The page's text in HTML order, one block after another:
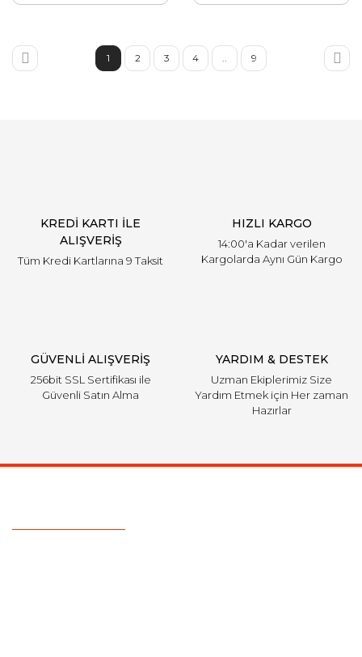
1 2 3 4 .. 9
KREDİ KARTI İLE
ALIŞVERİŞ
Tüm Kredi Kartlarına 9 Taksit
HIZLI KARGO
14:00'a Kadar verilen
Kargolarda Aynı Gün Kargo
GÜVENLİ ALIŞVERİŞ
256bit SSL Sertifikası ile
Güvenli Satın Alma
YARDIM & DESTEK
Uzman Ekiplerimiz Size
Yardım Etmek için Her zaman
Hazırlar